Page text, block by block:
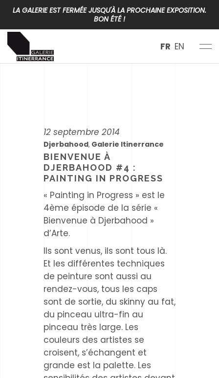
LA GALERIE EST FERMÉE JUSQU'À LA PROCHAINE EXPOSITION.
BON ÉTÉ !
FR EN
12 septembre 2014
Djerbahood, Galerie Itinerrance
BIENVENUE À
DJERBAHOOD #4 :
PAINTING IN PROGRESS
« Painting in Progress » est le
4ème épisode de la série «
Bienvenue à Djerbahood »
d’Arte.
Ils sont venus, ils sont tous là.
Et les différentes techniques
de peinture sont aussi au
rendez-vous, tous les caps
sont de sortie, du skinny au fat,
du pinceau ultra-fin au
pinceau très large. Les
couleurs des artistes se
croisent, s’échangent et
grande est la palette. Les